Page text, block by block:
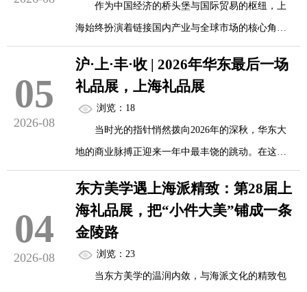
<...
东方美学与全球创意的行业盛会。
作为华东地区礼品行业的标杆性展会，本届华
礼展在规模与内涵上均实现全面升级。展出面积突
破5万平方米，精心规划十余个垂直展区，涵盖商务
礼赠品、家居用品、健康...
作为中国经济的桥头堡与国际贸易的枢纽，上
海始终扮演着链接国内产业与全球市场的核心角
色。随着2026年步入第四季度，年终企业福利采
购、节日备货及电商收官等多重需求集中释放。
11月10日至12日，第28届上海国际礼品、文创
产品及家居用品展览会（华礼展）将在上海新国际
博览中心盛大启幕。本届展会以“礼链全球·潮涌东
方”为主题，正以全面升级的“虹吸效应”，从上海出
发，将优质的供应链资源与前沿的商业机遇礼献全
国。
规模与能级双升，构筑超级采购磁...
05
2026-08
沪·上·丰·收 | 2026年华东最后一场
礼品展，上海礼品展
浏览：18
当时光的指针悄然拨向2026年的深秋，华东大
地的商业脉搏正迎来一年中最丰饶的跳动。在这个
承前启后的关键节点，一场汇聚全球创意与商机的
行业盛会正蓄势待发——第28届上海国际礼品、文
创产品及家居用品展览会（简称“2026华礼展”），
将于11月10日至12日在上海新国际博览中心盛大启
幕。
04
2026-08
东方美学遇上海派精致：第28届上
海礼品展，把“小件大美”铺成一条
金陵路
浏览：23
当东方美学的温润内敛，与海派文化的精致包